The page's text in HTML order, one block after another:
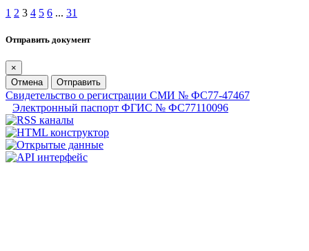
1 2 3 4 5 6 ... 31
Отправить документ
×
Отмена
Отправить
Свидетельство о регистрации СМИ № ФС77-47467
Электронный паспорт ФГИС № ФС77110096